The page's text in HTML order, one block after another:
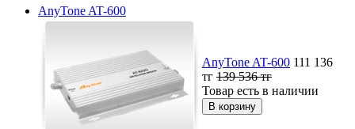
AnyTone AT-600
AnyTone AT-600 111 136
тг 139 536тг
Товар есть в наличии